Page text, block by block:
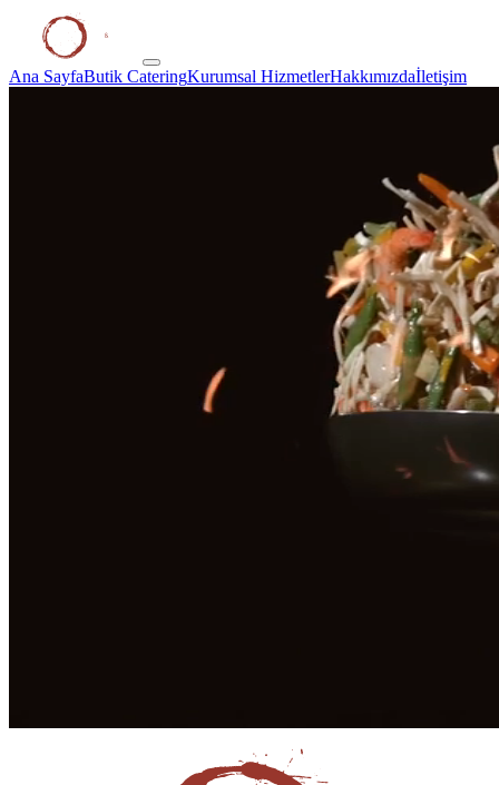
Ana SayfaButik CateringKurumsal HizmetlerHakkımızdaİletişim